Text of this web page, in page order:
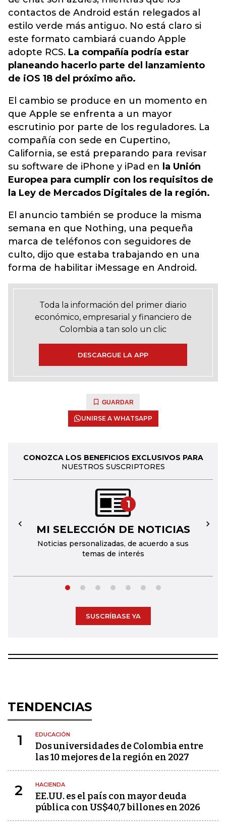
contactos de Android están relegados al
estilo verde más antiguo. No está claro si
este formato cambiará cuando Apple
adopte RCS. La compañía podría estar
planeando hacerlo parte del lanzamiento
de iOS 18 del próximo año.
El cambio se produce en un momento en
que Apple se enfrenta a un mayor
escrutinio por parte de los reguladores. La
compañía con sede en Cupertino,
California, se está preparando para revisar
su software de iPhone y iPad en la Unión
Europea para cumplir con los requisitos de
la Ley de Mercados Digitales de la región.
El anuncio también se produce la misma
semana en que Nothing, una pequeña
marca de teléfonos con seguidores de
culto, dijo que estaba trabajando en una
forma de habilitar iMessage en Android.
Toda la información del primer diario
económico, empresarial y financiero de
Colombia a tan solo un clic
DESCARGUE LA APP
GUARDAR
UNIRSE A WHATSAPP
CONOZCA LOS BENEFICIOS EXCLUSIVOS PARA
NUESTROS SUSCRIPTORES
1
MI SELECCIÓN DE NOTICIAS
Noticias personalizadas, de acuerdo a sus
temas de interés
← →
SUSCRÍBASE YA
TENDENCIAS
1 EDUCACIÓN
Dos universidades de Colombia entre
las 10 mejores de la región en 2027
2 HACIENDA
EE.UU. es el país con mayor deuda
pública con US$40,7 billones en 2026